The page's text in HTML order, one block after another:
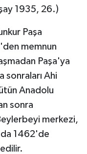
1935, 26.)
Paşa
memnun
Paşa'ya
sonraları Ahi
Anadolu
sonra
merkezi,
da 1462'de